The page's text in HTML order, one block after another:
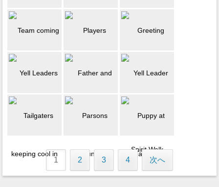
1 2 3 4 次へ